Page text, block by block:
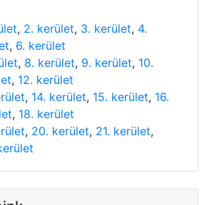
, 2. kerület, 3. kerület, 4.
, 6. kerület
, 8. kerület, 9. kerület, 10.
, 12. kerület
, 14. kerület, 15. kerület, 16.
, 18. kerület
, 20. kerület, 21. kerület,